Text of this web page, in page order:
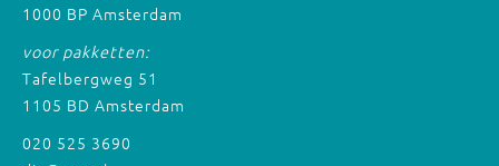
1000 BP Amsterdam
voor pakketten:
Tafelbergweg 51
1105 BD Amsterdam
020 525 3690